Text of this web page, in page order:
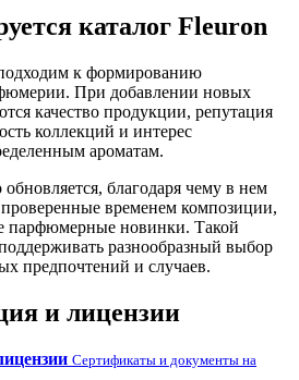
каталог Fleuron
к формированию
При добавлении новых
качество продукции, репутация
коллекций и интерес
ароматам.
обновляется, благодаря чему в нем
временем композиции,
парфюмерные новинки. Такой
разнообразный выбор
предпочтений и случаев.
и лицензии
Сертификаты и документы на